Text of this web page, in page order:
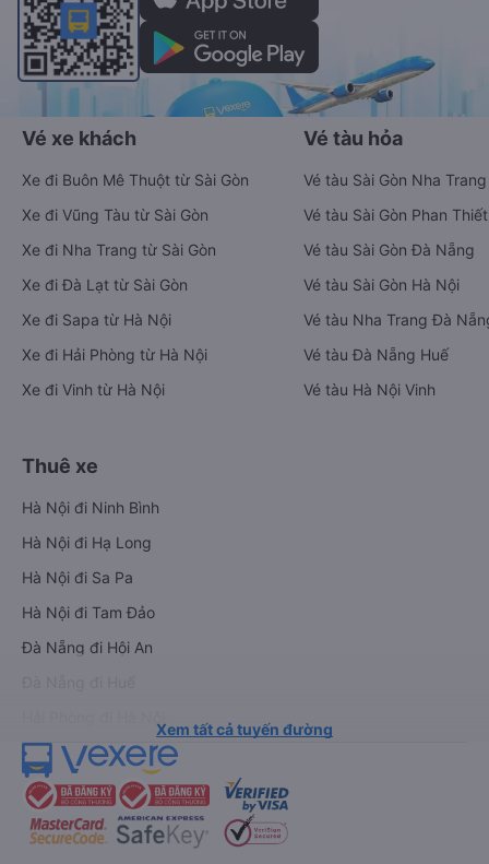
Vé xe khách
Xe đi Buôn Mê Thuột từ Sài Gòn
Xe đi Vũng Tàu từ Sài Gòn
Xe đi Nha Trang từ Sài Gòn
Xe đi Đà Lạt từ Sài Gòn
Xe đi Sapa từ Hà Nội
Xe đi Hải Phòng từ Hà Nội
Xe đi Vinh từ Hà Nội
Vé tàu hỏa
Vé tàu Sài Gòn Nha Trang
Vé tàu Sài Gòn Phan Thiết
Vé tàu Sài Gòn Đà Nẵng
Vé tàu Sài Gòn Hà Nội
Vé tàu Nha Trang Đà
Vé tàu Đà Nẵng Huế
Vé tàu Hà Nội Vinh
Thuê xe
Hà Nội đi Ninh Bình
Hà Nội đi Hạ Long
Hà Nội đi Sa Pa
Hà Nội đi Tam Đảo
Đà Nẵng đi Hội An
Xem tất cả tuyến đường